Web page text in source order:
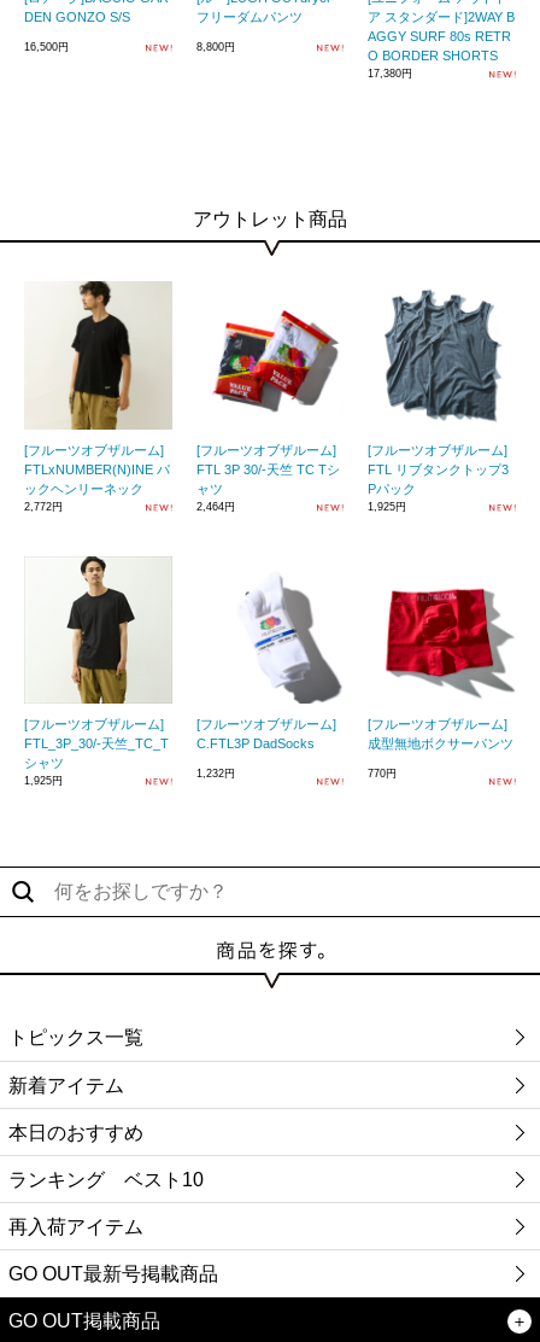
DEN GONZO S/S
16,500円
フリーダムパンツ
8,800円
ア スタンダード]2WAY B
AGGY SURF 80s RETR
O BORDER SHORTS
17,380円
アウトレット商品
[フルーツオブザルーム]
FTLxNUMBER(N)INE パ
ックヘンリーネック
2,772円
[フルーツオブザルーム]
FTL 3P 30/-天竺 TC Tシ
ャツ
2,464円
[フルーツオブザルーム]
FTL リブタンクトップ3
Pパック
1,925円
[フルーツオブザルーム]
FTL_3P_30/-天竺_TC_T
シャツ
1,925円
[フルーツオブザルーム]
C.FTL3P DadSocks
1,232円
[フルーツオブザルーム]
成型無地ボクサーパンツ
770円
トピックス一覧
新着アイテム
本日のおすすめ
ランキング ベスト10
再入荷アイテム
GO OUT最新号掲載商品
GO OUT掲載商品